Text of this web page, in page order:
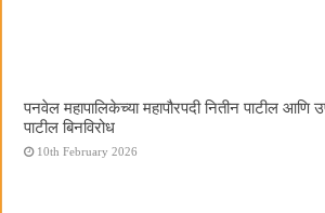
पनवेल महापालिकेच्या महापौरपदी नितीन पाटील आणि
पाटील बिनविरोध
10th February 2026